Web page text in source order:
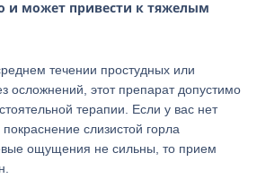
и может привести к тяжелым
течении простудных или
осложнений, этот препарат допустимо
терапии. Если у вас нет
слизистой горла
ощущения не сильны, то прием